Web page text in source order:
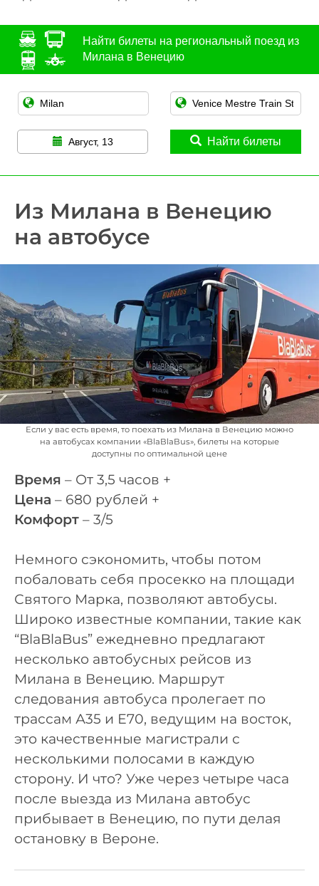
Найти билеты на региональный поезд из
Милана в Венецию
Август, 13 Найти билеты
Из Милана в Венецию
на автобусе
Если у вас есть время, то поехать из Милана в Венецию можно
на автобусах компании «BlaBlaBus», билеты на которые
доступны по оптимальной цене
Время – От 3,5 часов +
Цена – 680 рублей +
Комфорт – 3/5
Немного сэкономить, чтобы потом
побаловать себя просекко на площади
Святого Марка, позволяют автобусы.
Широко известные компании, такие как
“BlaBlaBus” ежедневно предлагают
несколько автобусных рейсов из
Милана в Венецию. Маршрут
следования автобуса пролегает по
трассам А35 и Е70, ведущим на восток,
это качественные магистрали с
несколькими полосами в каждую
сторону. И что? Уже через четыре часа
после выезда из Милана автобус
прибывает в Венецию, по пути делая
остановку в Вероне.